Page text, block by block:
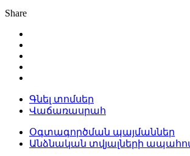
Share
Գնել տոմսեր
Վաճառասրահ
Օգտագործման պայմաններ
Անձնական տվյալների